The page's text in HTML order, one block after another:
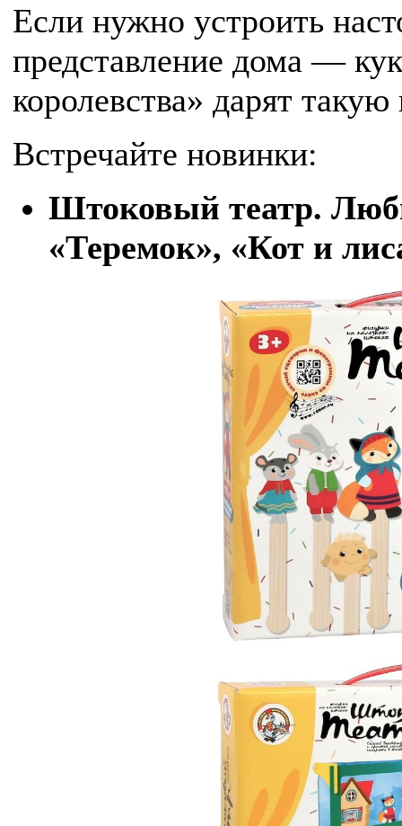
Если нужно устроить
представление дома —
королевства» дарят
Встречайте новинки:
Штоковый театр.
«Теремок», «Кот и